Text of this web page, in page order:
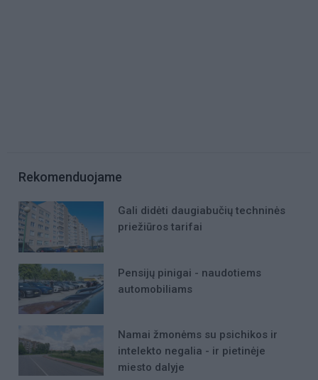
Rekomenduojame
Gali didėti daugiabučių techninės
priežiūros tarifai
Pensijų pinigai - naudotiems
automobiliams
Namai žmonėms su psichikos ir
intelekto negalia - ir pietinėje
miesto dalyje